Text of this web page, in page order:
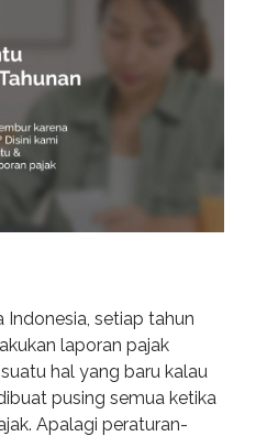
Indonesia, setiap tahun
laporan pajak
hal yang baru kalau
pusing semua ketika
Apalagi peraturan-